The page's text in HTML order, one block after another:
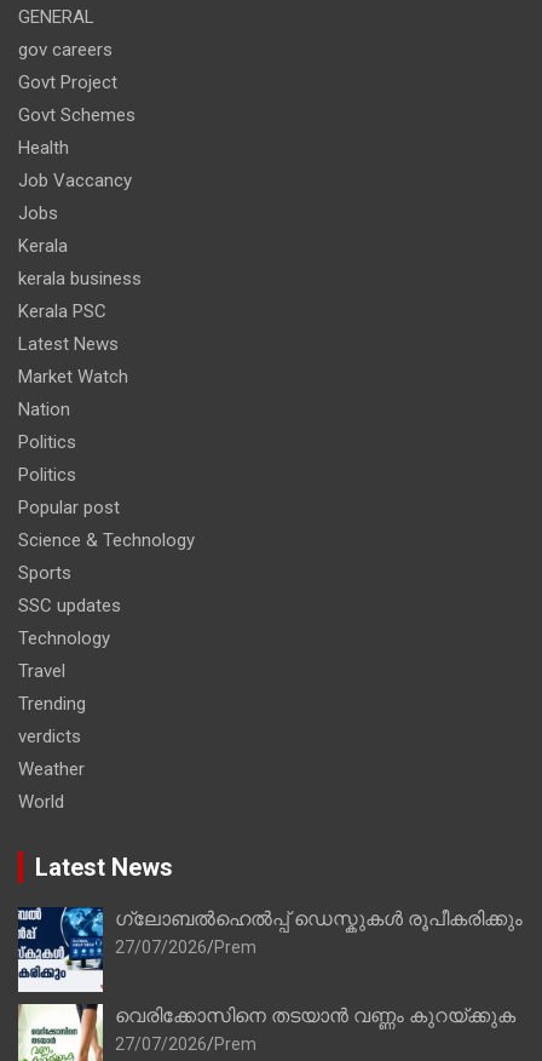
GENERAL
gov careers
Govt Project
Govt Schemes
Health
Job Vaccancy
Jobs
Kerala
kerala business
Kerala PSC
Latest News
Market Watch
Nation
Politics
Politics
Popular post
Science & Technology
Sports
SSC updates
Technology
Travel
Trending
verdicts
Weather
World
Latest News
ഗ്ലോബൽഹെൽപ്പ് ഡെസ്കുകൾ രൂപീകരിക്കും
27/07/2026 Prem
വെരിക്കോസിനെ തടയാൻ വണ്ണം കുറയ്ക്കുക
27/07/2026 Prem